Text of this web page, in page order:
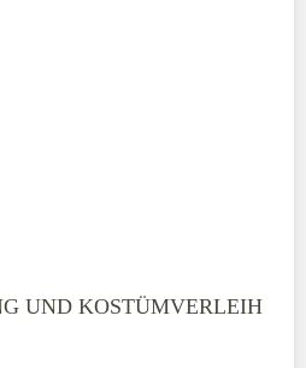
ABSENDEN
UND KOSTÜMVERLEIH